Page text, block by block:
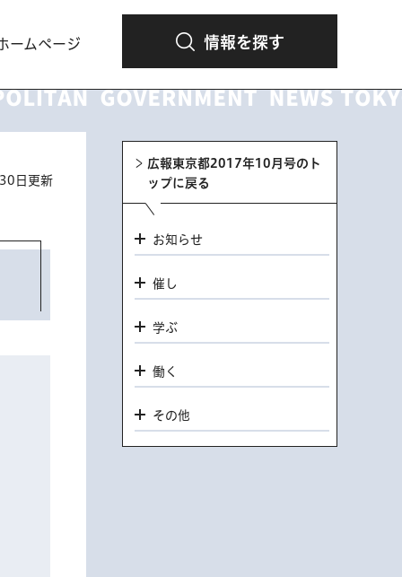
ームページ 情報を探す
日更新
広報東京都2017年10月号のト
ップに戻る
お知らせ
催し
学ぶ
働く
その他